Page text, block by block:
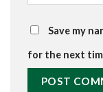
Save my
for the next